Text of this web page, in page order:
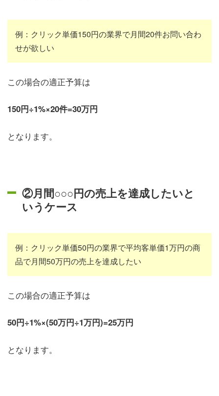
例：クリック単価150円の業界で月間20件お問い合わ
せが欲しい
この場合の適正予算は
150円÷1%×20件=30万円
となります。
②月間○○○円の売上を達成したいと
いうケース
例：クリック単価50円の業界で平均客単価1万円の商
品で月間50万円の売上を達成したい
この場合の適正予算は
50円÷1%×(50万円÷1万円)=25万円
となります。